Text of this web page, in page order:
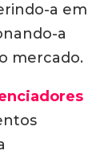
a em
a
mercado.